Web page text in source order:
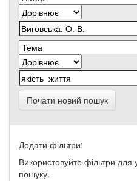
Почати новий пошук
Додати фільтри:
Використовуйте фільтри для
пошуку.